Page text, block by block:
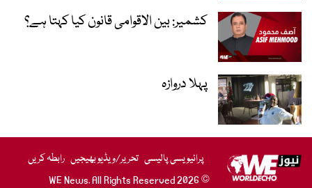
کشمیر: بین الاقوامی قانون کیا کہتا ہے؟
پہلا دروازہ
پرائیویسی پالیسی تحریر/ویڈیو بھیجیں رابطہ کریں
© 2026 WE News. All Rights Reserved